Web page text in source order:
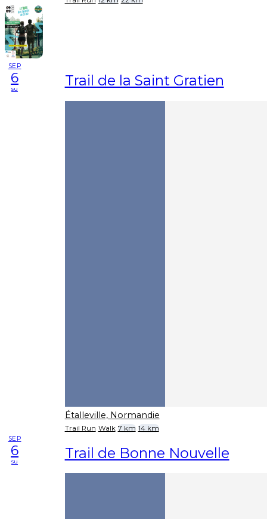
SEP
6
su Trail de la Saint Gratien
Étalleville, Normandie
Trail Run Walk 7 km 14 km
SEP
6
su Trail de Bonne Nouvelle